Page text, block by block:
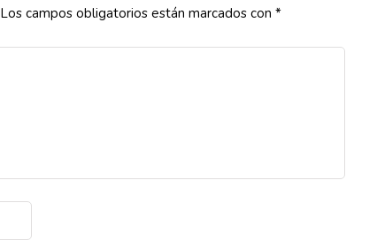
Los campos obligatorios están marcados con *